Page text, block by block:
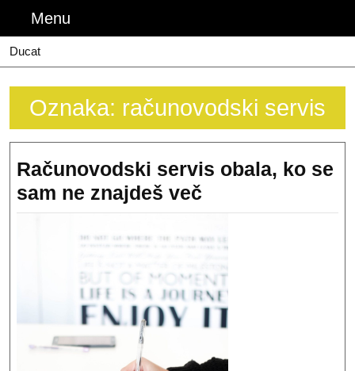
content
Menu
Ducat
Oznaka: računovodski servis
Računovodski servis obala, ko se
sam ne znajdeš več
servis
obala,
ko
se
sam
ne
znajdeš